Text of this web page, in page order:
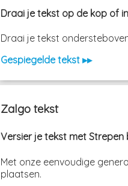
Draai je tekst op de kop of
Draai je tekst
Gespiegelde tekst ▸▸
Zalgo tekst
Versier je tekst met
Met onze eenvoudige
plaatsen.